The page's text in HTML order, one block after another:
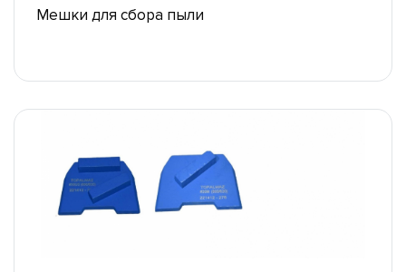
Мешки для сбора пыли